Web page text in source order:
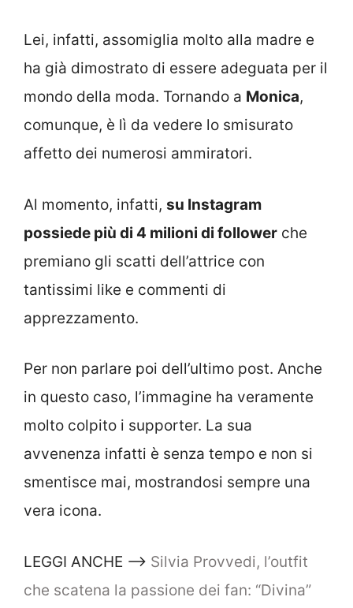
Lei, infatti, assomiglia molto alla madre e
ha già dimostrato di essere adeguata per il
mondo della moda. Tornando a Monica,
comunque, è lì da vedere lo smisurato
affetto dei numerosi ammiratori.
Al momento, infatti, su Instagram
possiede più di 4 milioni di follower che
premiano gli scatti dell’attrice con
tantissimi like e commenti di
apprezzamento.
Per non parlare poi dell’ultimo post. Anche
in questo caso, l’immagine ha veramente
molto colpito i supporter. La sua
avvenenza infatti è senza tempo e non si
smentisce mai, mostrandosi sempre una
vera icona.
LEGGI ANCHE –> Silvia Provvedi, l’outfit
che scatena la passione dei fan: “Divina”